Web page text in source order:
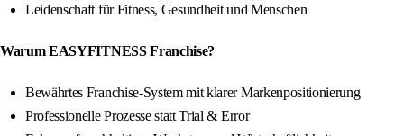
Leidenschaft für Fitness, Gesundheit und Menschen
Warum EASYFITNESS Franchise?
Bewährtes Franchise-System mit klarer Markenpositionierung
Professionelle Prozesse statt Trial & Error